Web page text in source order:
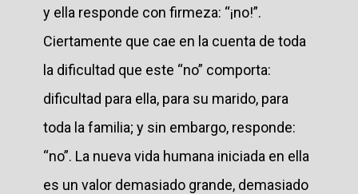
y ella responde con firmeza: “¡no!”.
Ciertamente que cae en la cuenta de toda
la dificultad que este “no” comporta:
dificultad para ella, para su marido, para
toda la familia; y sin embargo, responde:
“no”. La nueva vida humana iniciada en ella
es un valor demasiado grande, demasiado